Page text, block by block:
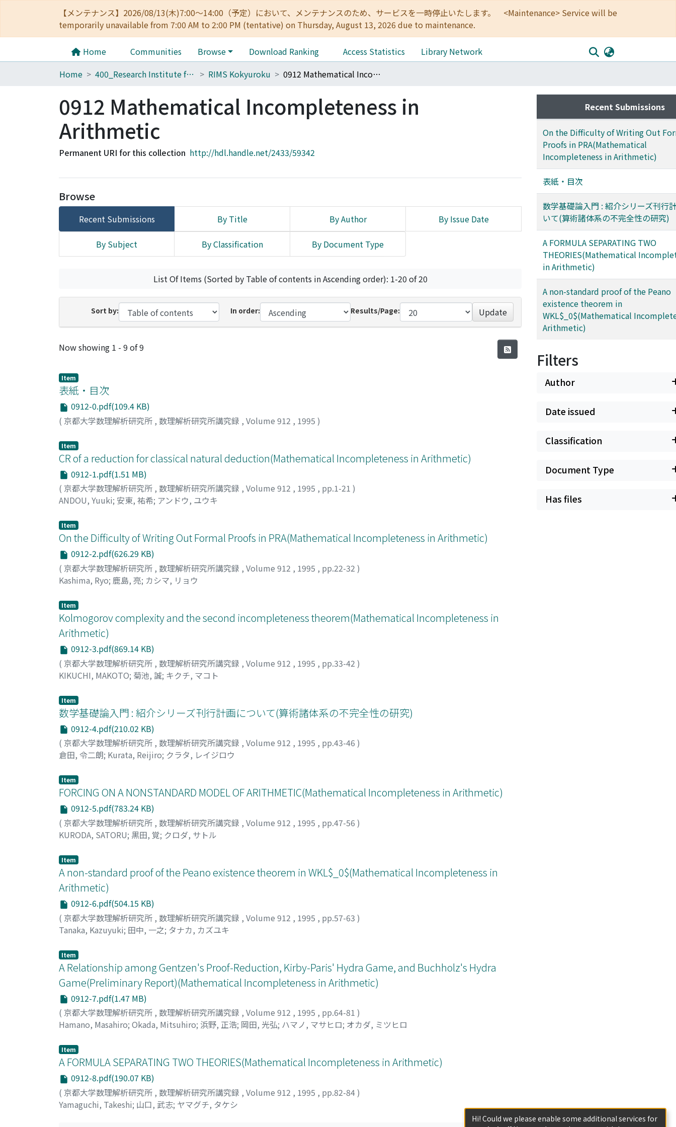
【メンテナンス】2026/08/13(木)7:00～14:00（予定）において、メンテナンスのため、サービスを一時停止いたします。 <Maintenance> Service will be
temporarily unavailable from 7:00 AM to 2:00 PM (tentative) on Thursday, August 13, 2026 due to maintenance.
Home Communities Browse Download Ranking Access Statistics
Library Network
Home
400_Research Institute for Mathematical Sciences RIMS Kokyuroku 0912 Mathematical Incompleteness in Arithmetic
0912 Mathematical Incompleteness in
Arithmetic
Permanent URI for this collection http://hdl.handle.net/2433/59342
Browse
Recent Submissions By Title By Author By Issue Date
By Subject By Classification By Document Type
List Of Items (Sorted by Table of contents in Ascending order): 1-20 of 20
Sort by: In order: Results/Page: Update
Recent Submissions
Now showing 1 - 9 of 9
Item
表紙・目次
0912-0.pdf(109.4 KB)
( 京都大学数理解析研究所 , 数理解析研究所講究録 , Volume 912 , 1995 )
Item
CR of a reduction for classical natural deduction(Mathematical Incompleteness in Arithmetic)
0912-1.pdf(1.51 MB)
( 京都大学数理解析研究所 , 数理解析研究所講究録 , Volume 912 , 1995 , pp.1-21 )
ANDOU, Yuuki; 安東, 祐希; アンドウ, ユウキ
Item
On the Difficulty of Writing Out Formal Proofs in PRA(Mathematical Incompleteness in Arithmetic)
0912-2.pdf(626.29 KB)
( 京都大学数理解析研究所 , 数理解析研究所講究録 , Volume 912 , 1995 , pp.22-32 )
Kashima, Ryo; 鹿島, 亮; カシマ, リョウ
Item
Kolmogorov complexity and the second incompleteness theorem(Mathematical Incompleteness in
Arithmetic)
0912-3.pdf(869.14 KB)
( 京都大学数理解析研究所 , 数理解析研究所講究録 , Volume 912 , 1995 , pp.33-42 )
KIKUCHI, MAKOTO; 菊池, 誠; キクチ, マコト
Item
数学基礎論入門 : 紹介シリーズ刊行計画について(算術諸体系の不完全性の研究)
0912-4.pdf(210.02 KB)
( 京都大学数理解析研究所 , 数理解析研究所講究録 , Volume 912 , 1995 , pp.43-46 )
倉田, 令二朗; Kurata, Reijiro; クラタ, レイジロウ
Item
FORCING ON A NONSTANDARD MODEL OF ARITHMETIC(Mathematical Incompleteness in Arithmetic)
0912-5.pdf(783.24 KB)
( 京都大学数理解析研究所 , 数理解析研究所講究録 , Volume 912 , 1995 , pp.47-56 )
KURODA, SATORU; 黒田, 覚; クロダ, サトル
Item
A non-standard proof of the Peano existence theorem in WKL$_0$(Mathematical Incompleteness in
Arithmetic)
0912-6.pdf(504.15 KB)
( 京都大学数理解析研究所 , 数理解析研究所講究録 , Volume 912 , 1995 , pp.57-63 )
Tanaka, Kazuyuki; 田中, 一之; タナカ, カズユキ
Item
A Relationship among Gentzen's Proof-Reduction, Kirby-Paris' Hydra Game, and Buchholz's Hydra
Game(Preliminary Report)(Mathematical Incompleteness in Arithmetic)
0912-7.pdf(1.47 MB)
( 京都大学数理解析研究所 , 数理解析研究所講究録 , Volume 912 , 1995 , pp.64-81 )
Hamano, Masahiro; Okada, Mitsuhiro; 浜野, 正浩; 岡田, 光弘; ハマノ, マサヒロ; オカダ, ミツヒロ
Item
A FORMULA SEPARATING TWO THEORIES(Mathematical Incompleteness in Arithmetic)
0912-8.pdf(190.07 KB)
( 京都大学数理解析研究所 , 数理解析研究所講究録 , Volume 912 , 1995 , pp.82-84)
Yamaguchi, Takeshi; 山口, 武志; ヤマグチ, タケシ
Recent Submissions
On the Difficulty of Writing Out
Proofs in PRA(Mathematical
Incompleteness in Arithmetic)
表紙・目次
数学基礎論入門 : 紹介シリーズ刊行
いて(算術諸体系の不完全性の研究)
A FORMULA SEPARATING TWO
THEORIES(Mathematical
in Arithmetic)
A non-standard proof of the Peano
existence theorem in
WKL$_0$(Mathematical
Arithmetic)
Filters
Author
Date issued
Classification
Document Type
Has files
Hi! Could we please enable some additional services for